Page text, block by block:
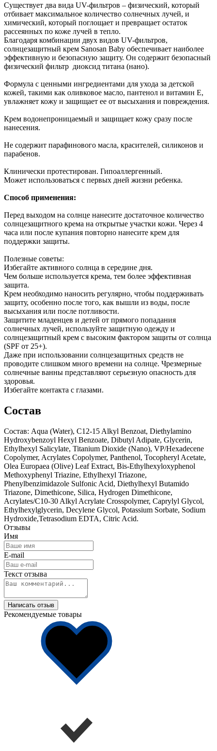
Существует два вида UV-фильтров – физический, который
отбивает максимальное количество солнечных лучей, и
химический, который поглощает и превращает остаток
рассеянных по коже лучей в тепло.
Благодаря комбинации двух видов UV-фильтров,
солнцезащитный крем Sanosan Baby обеспечивает наиболее
эффективную и безопасную защиту. Он содержит безопасный
физический фильтр диоксид титана (нано).
Формула с ценными ингредиентами для ухода за детской
кожей, такими как оливковое масло, пантенол и витамин Е,
увлажняет кожу и защищает ее от высыхания и повреждения.
Крем водонепроницаемый и защищает кожу сразу после
нанесения.
Не содержит парафинового масла, красителей, силиконов и
парабенов.
Клинически протестирован. Гипоаллергенный.
Может использоваться с первых дней жизни ребенка.
Способ применения:
Перед выходом на солнце нанесите достаточное количество
солнцезащитного крема на открытые участки кожи. Через 4
часа или после купания повторно нанесите крем для
поддержки защиты.
Полезные советы:
Избегайте активного солнца в середине дня.
Чем больше используется крема, тем более эффективная
защита.
Крем необходимо наносить регулярно, чтобы поддерживать
защиту, особенно после того, как вышли из воды, после
высыхания или после потливости.
Защитите младенцев и детей от прямого попадания
солнечных лучей, используйте защитную одежду и
солнцезащитный крем с высоким фактором защиты от солнца
(SPF от 25+).
Даже при использовании солнцезащитных средств не
проводите слишком много времени на солнце. Чрезмерные
солнечные ванны представляют серьезную опасность для
здоровья.
Избегайте контакта с глазами.
Состав
Состав: Aqua (Water), C12-15 Alkyl Benzoat, Diethylamino
Hydroxybenzoyl Hexyl Benzoate, Dibutyl Adipate, Glycerin,
Ethylhexyl Salicylate, Titanium Dioxide (Nano), VP/Hexadecene
Copolymer, Acrylates Copolymer, Panthenol, Tocopheryl Acetate,
Olea Europaea (Olive) Leaf Extract, Bis-Ethylhexyloxyphenol
Methoxyphenyl Triazine, Ethylhexyl Triazone,
Phenylbenzimidazole Sulfonic Acid, Diethylhexyl Butamido
Triazone, Dimethicone, Silica, Hydrogen Dimethicone,
Acrylates/C10-30 Alkyl Acrylate Crosspolymer, Caprylyl Glycol,
Ethylhexylglycerin, Decylene Glycol, Potassium Sorbate, Sodium
Hydroxide,Tetrasodium EDTA, Citric Acid.
Отзывы
Имя
E-mail
Текст отзыва
Написать отзыв
Рекомендуемые товары